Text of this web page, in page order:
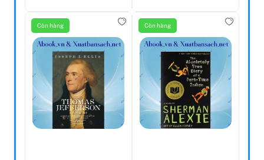
Còn hàng Còn hàng